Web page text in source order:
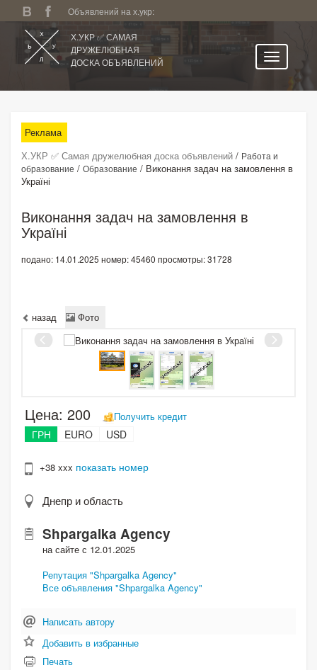
Объявлений на х.укр:
Х.УКР ✅ САМАЯ
ДРУЖЕЛЮБНАЯ
ДОСКА ОБЪЯВЛЕНИЙ
Все регионы
Категории
Избранное
Личный кабинет
Поиск по сайту
Реклама
Х.УКР ✅ Самая дружелюбная доска объявлений / Работа и
образование / Образование / Виконання задач на замовлення в
Україні
Виконання задач на замовлення в
Україні
подано: 14.01.2025 номер: 45460 просмотры: 31728
назад Фото
Цена: 200 Получить кредит
ГРН EURO USD
+38 xxx показать номер
Днепр и область
Shpargalka Agency
на сайте с 12.01.2025
Репутация "Shpargalka Agency"
Все объявления "Shpargalka Agency"
Написать автору
Добавить в избранные
Печать